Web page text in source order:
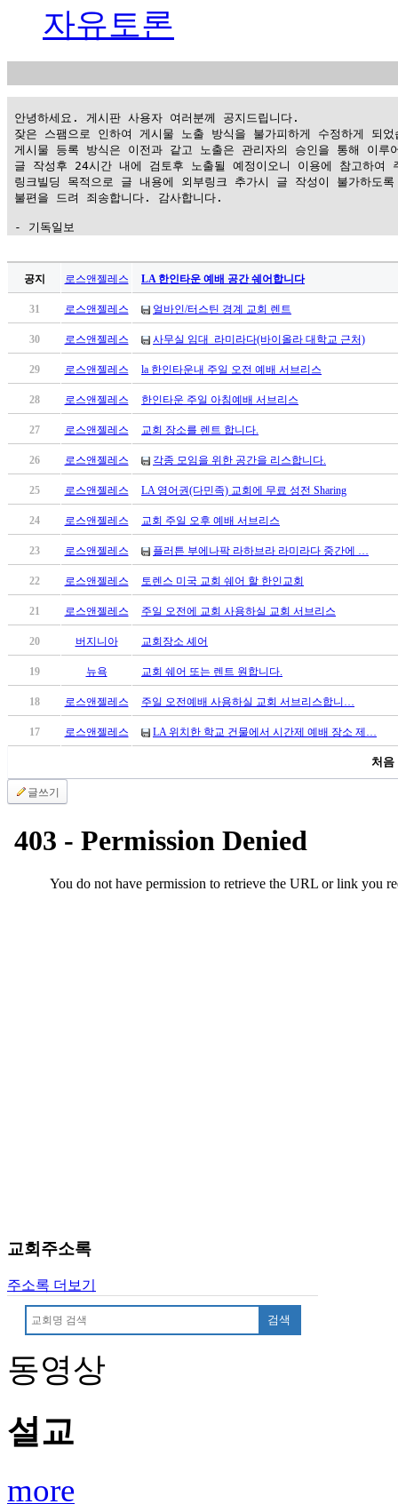
자유토론
안녕하세요. 게시판 사용자 여러분께 공지드립니다.
잦은 스팸으로 인하여 게시물 노출 방식을 불가피하게 수정하게 되었
게시물 등록 방식은 이전과 같고 노출은 관리자의 승인을 통해 이루
글 작성후 24시간 내에 검토후 노출될 예정이오니 이용에 참고하여
링크빌딩 목적으로 글 내용에 외부링크 추가시 글 작성이 불가하도
불편을 드려 죄송합니다. 감사합니다.
- 기독일보
만
꼴
밍
넷
minky
체
안
브
국
야
우
성
비
리
아
e
뉴
노
제
사
이
료
공지 로스앤젤레스 LA 한인타운 예배 공간 쉐어합니다
31 로스앤젤레스 얼바인/터스틴 경계 교회 렌트
30 로스앤젤레스 사무실 임대_라미라다(바이올라 대학교 근처)
29 로스앤젤레스 la 한인타운내 주일 오전 예배 서브리스
28 로스앤젤레스 한인타운 주일 아침예배 서브리스
27 로스앤젤레스 교회 장소를 렌트 합니다.
26 로스앤젤레스 각종 모임을 위한 공간을 리스합니다.
25 로스앤젤레스 LA 영어권(다민족) 교회에 무료 성전 Sharing
24 로스앤젤레스 교회 주일 오후 예배 서브리스
23 로스앤젤레스 플러튼 부에나팍 라하브라 라미라다 중간에 …
22 로스앤젤레스 토렌스 미국 교회 쉐어 할 한인교회
21 로스앤젤레스 주일 오전에 교회 사용하실 교회 서브리스
20 버지니아 교회장소 셰어
19 뉴욕 교회 쉐어 또는 렌트 원합니다.
18 로스앤젤레스 주일 오전예배 사용하실 교회 서브리스합니…
17 로스앤젤레스 LA 위치한 학교 건물에서 시간제 예배 장소 제…
처음
글쓰기
교회주소록
주소록 더보기
검색
동영상
설교
more